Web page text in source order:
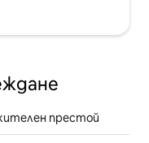
престой